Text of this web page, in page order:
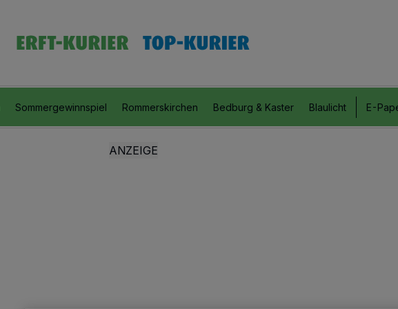
Sommergewinnspiel Rommerskirchen Bedburg & Kaster Blaulicht E-